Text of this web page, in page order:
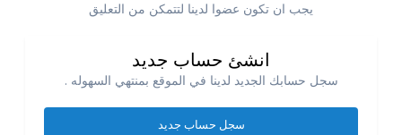
يجب ان تكون عضوا لدينا لتتمكن من التعليق
انشئ حساب جديد
سجل حسابك الجديد لدينا في الموقع بمنتهي السهوله .
سجل حساب جديد